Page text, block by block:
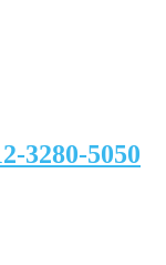
3280-5050